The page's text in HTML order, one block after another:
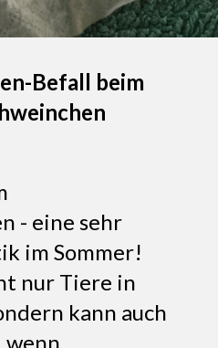
Befall beim
- eine sehr
im Sommer!
nur Tiere in
kann auch
wenn